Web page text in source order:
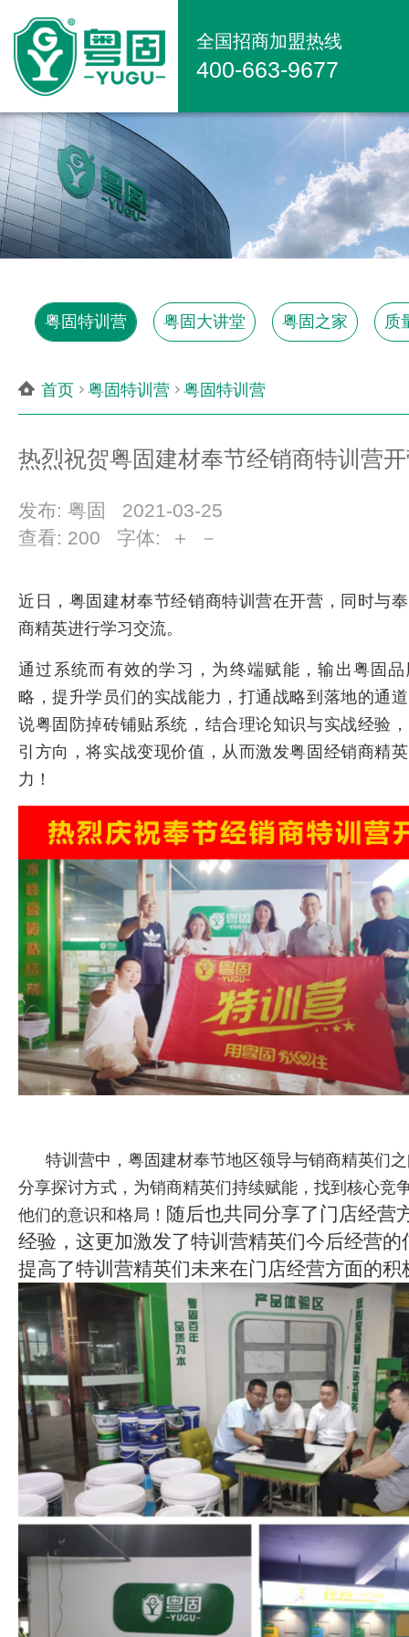
全国招商加盟热线
400-663-9677
粤固特训营 粤固大讲堂 粤固之家 质
首页 粤固特训营 粤固特训营
热烈祝贺粤固建材奉节经销商特训营
发布: 粤固 2021-03-25
查看: 200 字体: ＋ －
近日，粤固建材奉节经销商特训营在开营，同时与
商精英进行学习交流。
通过系统而有效的学习，为终端赋能，输出粤固
略，提升学员们的实战能力，打通战略到落地的通
说粤固防掉砖铺贴系统，结合理论知识与实战经验
引方向，将实战变现价值，从而激发粤固经销商精
力！
特训营中，粤固建材奉节地区领导与销商精英们
分享探讨方式，为销商精英们持续赋能，找到核心竞
他们的意识和格局！ 随后也共同分享了门店经营
经验，这更加激发了特训营精英们今后经营的
提高了特训营精英们未来在门店经营方面的积